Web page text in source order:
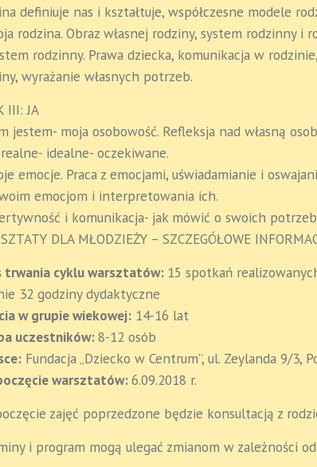
definiuje nas i kształtuje, współczesne modele
rodzina. Obraz własnej rodziny, system rodzinny
rodzinny. Prawa dziecka, komunikacja w
wyrażanie własnych potrzeb.
III: JA
jestem- moja osobowość. Refleksja nad własną
realne- idealne- oczekiwane.
emocje. Praca z emocjami, uświadamianie i
emocjom i interpretowania ich.
i komunikacja- jak mówić o swoich
DLA MŁODZIEŻY – SZCZEGÓŁOWE
trwania cyklu warsztatów: 15 spotkań
32 godziny dydaktyczne
w grupie wiekowej: 14-16 lat
uczestników:8-12 osób
Fundacja „Dziecko w Centrum”, ul. Zeylanda 9/3,
warsztatów:6.09.2018 r.
zajęć poprzedzone będzie konsultacją z
i program mogą ulegać zmianom w zależności